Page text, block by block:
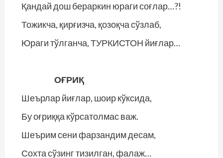
Қандай дош бераркин юраги соғлар…?!
Тожикча, қирғизча, қозоқча сўзлаб,
Юраги тўлганча, ТУРКИСТОН йиғлар…
ОҒРИҚ
Шеърлар йиғлар, шоир кўксида,
Бу оғриққа кўрсатолмас важ.
Шеърим сени фарзандим десам,
Сохта сўзинг тизилган, фалаж…